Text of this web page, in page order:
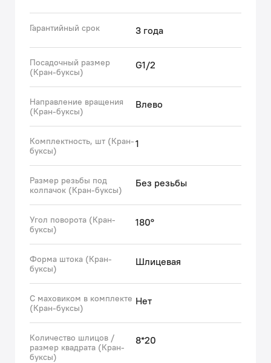
Гарантийный срок 3 года
Посадочный размер
(Кран-буксы)
G1/2
Направление вращения
(Кран-буксы)
Влево
Комплектность, шт (Кран-
буксы)
1
Размер резьбы под
колпачок (Кран-буксы)
Без резьбы
Угол поворота (Кран-
буксы)
180°
Форма штока (Кран-
буксы)
Шлицевая
С маховиком в комплекте
(Кран-буксы)
Нет
Количество шлицов /
размер квадрата (Кран-
буксы)
8*20